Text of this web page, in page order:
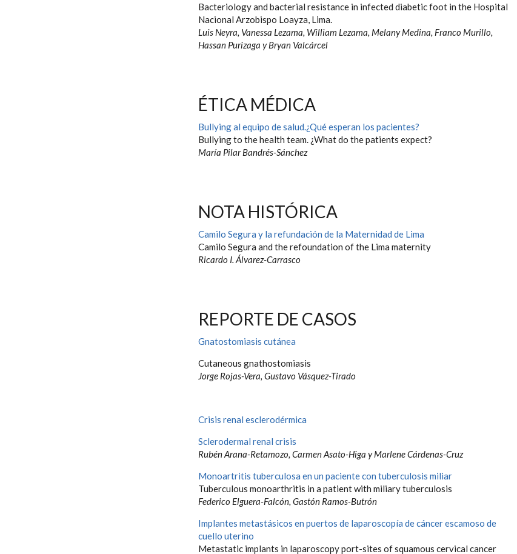
Bacteriology and bacterial resistance in infected diabetic foot in the Hospital
Nacional Arzobispo Loayza, Lima.
Luis Neyra, Vanessa Lezama, William Lezama, Melany Medina, Franco Murillo,
Hassan Purizaga y Bryan Valcárcel
ÉTICA MÉDICA
Bullying al equipo de salud.¿Qué esperan los pacientes?
Bullying to the health team. ¿What do the patients expect?
María Pilar Bandrés-Sánchez
NOTA HISTÓRICA
Camilo Segura y la refundación de la Maternidad de Lima
Camilo Segura and the refoundation of the Lima maternity
Ricardo I. Álvarez-Carrasco
REPORTE DE CASOS
Gnatostomiasis cutánea
Cutaneous gnathostomiasis
Jorge Rojas-Vera, Gustavo Vásquez-Tirado
Crisis renal esclerodérmica
Sclerodermal renal crisis
Rubén Arana-Retamozo, Carmen Asato-Higa y Marlene Cárdenas-Cruz
Monoartritis tuberculosa en un paciente con tuberculosis miliar
Tuberculous monoarthritis in a patient with miliary tuberculosis
Federico Elguera-Falcón, Gastón Ramos-Butrón
Implantes metastásicos en puertos de laparoscopía de cáncer escamoso de
cuello uterino
Metastatic implants in laparoscopy port-sites of squamous cervical cancer